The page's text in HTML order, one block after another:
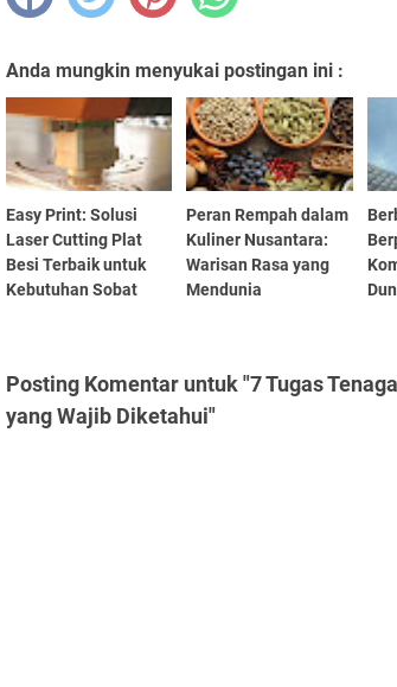
Anda mungkin menyukai postingan ini :
Easy Print: Solusi
Laser Cutting Plat
Besi Terbaik untuk
Kebutuhan Sobat
Peran Rempah dalam
Kuliner Nusantara:
Warisan Rasa yang
Mendunia
Posting Komentar untuk "7 Tugas
yang Wajib Diketahui"